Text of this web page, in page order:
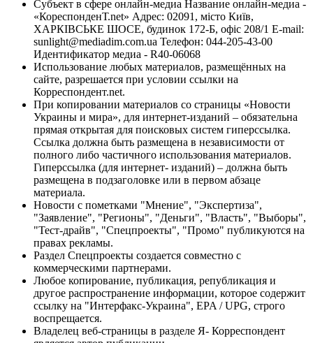
Субъект в сфере онлайн-медиа Название онлайн-медиа -
«КореспонденТ.net» Адрес: 02091, місто Київ,
ХАРКІВСЬКЕ ШОСЕ, будинок 172-Б, офіс 208/1 E-mail:
sunlight@mediadim.com.ua Телефон: 044-205-43-00
Идентификатор медиа - R40-06068
Использование любых материалов, размещённых на
сайте, разрешается при условии ссылки на
Корреспондент.net.
При копировании материалов со страницы «Новости
Украины и мира», для интернет-изданий – обязательна
прямая открытая для поисковых систем гиперссылка.
Ссылка должна быть размещена в независимости от
полного либо частичного использования материалов.
Гиперссылка (для интернет- изданий) – должна быть
размещена в подзаголовке или в первом абзаце
материала.
Новости с пометками "Мнение", "Экспертиза",
"Заявление", "Регионы", "Деньги", "Власть", "Выборы",
"Тест-драйв", "Спецпроекты", "Промо" публикуются на
правах рекламы.
Раздел Спецпроекты создается совместно с
коммерческими партнерами.
Любое копирование, публикация, републикация и
другое распространение информации, которое содержит
ссылку на "Интерфакс-Украина", EPA / UPG, строго
воспрещается.
Владелец веб-страницы в разделе Я- Корреспондент